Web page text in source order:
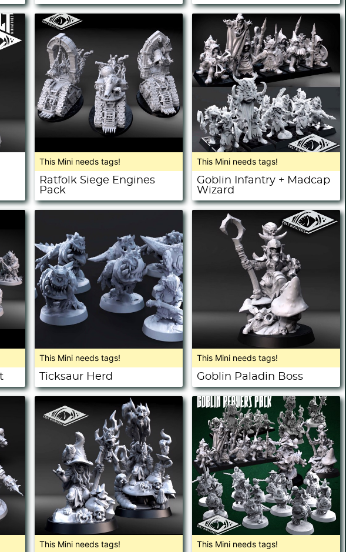
This Mini needs tags!
Ratfolk Siege Engines
Pack
This Mini needs tags!
Goblin Infantry + Madcap
Wizard
This Mini needs tags!
Ticksaur Herd
This Mini needs tags!
Goblin Paladin Boss
This Mini needs tags! This Mini needs tags!